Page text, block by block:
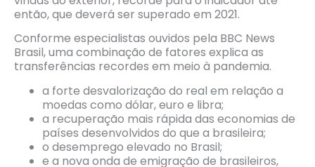
então, que deverá ser superado em 2021.
Conforme especialistas ouvidos pela BBC News
Brasil, uma combinação de fatores explica as
transferências recordes em meio à pandemia.
a forte desvalorização do real em relação a
moedas como dólar, euro e libra;
a recuperação mais rápida das economias de
países desenvolvidos do que a brasileira;
o desemprego elevado no Brasil;
e a nova onda de emigração de brasileiros,